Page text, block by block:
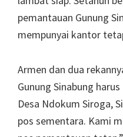
pemantauan Gunung
mempunyai kantor
Armen dan dua
Gunung Sinabung
Desa Ndokum Siroga,
pos sementara. Kami